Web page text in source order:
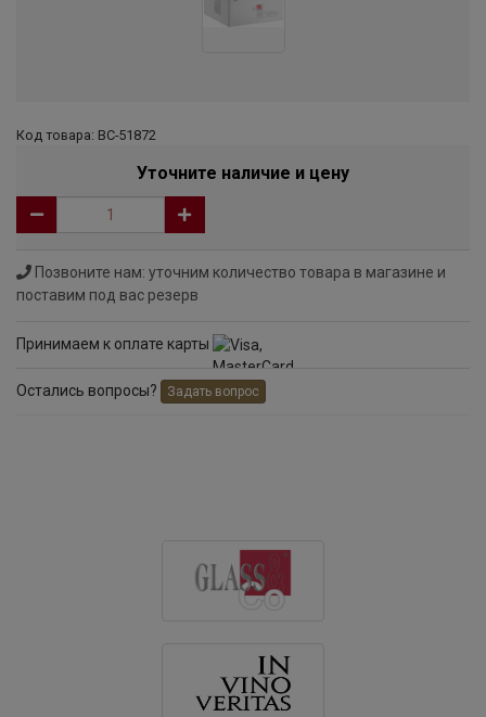
Код товара: ВС-51872
Уточните наличие и цену
Позвоните нам: уточним количество товара в магазине и
поставим под вас резерв
Принимаем к оплате карты
Остались вопросы? Задать вопрос